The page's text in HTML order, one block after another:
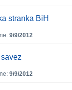
stranka BiH
9/9/2012
9/9/2012